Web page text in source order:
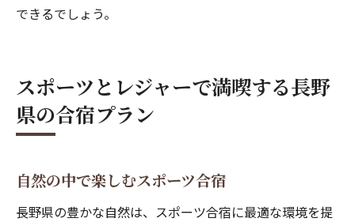
できるでしょう。
スポーツとレジャーで満喫する長野
県の合宿プラン
自然の中で楽しむスポーツ合宿
長野県の豊かな自然は、スポーツ合宿に最適な環境を提